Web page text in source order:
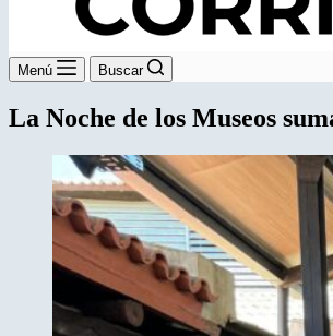
Menú Buscar
La Noche de los Museos